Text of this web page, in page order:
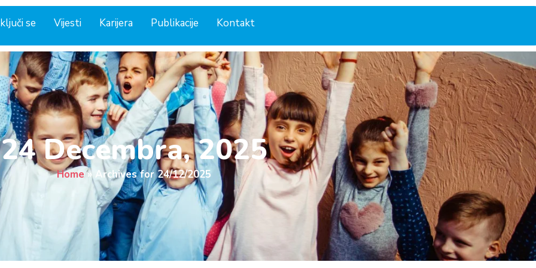
se Vijesti Karijera Publikacije Kontakt
24 Decembra, 2025
Home» Archives for 24/12/2025